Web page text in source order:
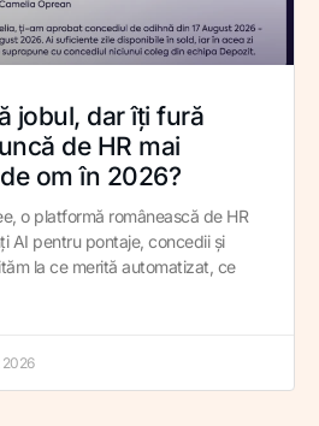
jobul, dar îți fură
de HR mai
om în 2026?
o platformă românească de HR
AI pentru pontaje, concedii și
la ce merită automatizat, ce
2026